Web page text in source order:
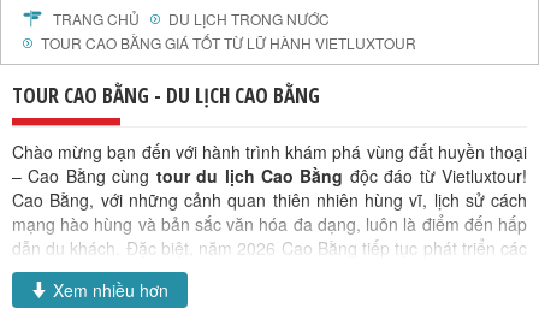
TOUR KHỞI HÀNH TỪ ĐÀ NẴNG
TOUR KHỞI HÀNH TỪ CẦN THƠ
TOUR ĐOÀN - M.I.C.E
TOUR COMBO
DỊCH VỤ
GIỚI THIỆU
HỒ SƠ NĂNG LỰC
PROFILE EN
THƯ KHEN VIETLUXTOUR
TRANG CHỦ
DU LỊCH TRONG NƯỚC
TOUR CAO BẰNG GIÁ TỐT TỪ LỮ HÀNH VIETLUXTOUR
TOUR CAO BẰNG - DU LỊCH CAO BẰNG
Chào mừng bạn đến với hành trình khám phá vùng đất huyền thoại
– Cao Bằng cùng tour du lịch Cao Bằng độc đáo từ Vietluxtour!
Cao Bằng, với những cảnh quan thiên nhiên hùng vĩ, lịch sử cách
mạng hào hùng và bản sắc văn hóa đa dạng, luôn là điểm đến hấp
dẫn du khách. Đặc biệt, năm 2026 Cao Bằng tiếp tục phát triển các
tuyến điểm mới, mang đến những trải nghiệm
hơn. Vietluxtour tự hào mang đến cho bạn
Xem nhiều hơn